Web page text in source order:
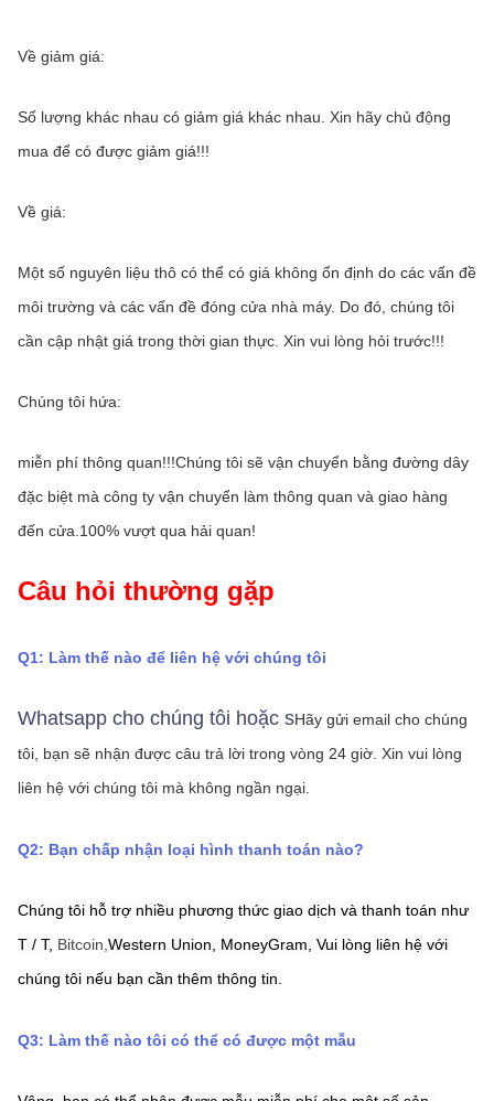
Về giảm giá:
Số lượng khác nhau có giảm giá khác nhau. Xin hãy chủ động
mua để có được giảm giá!!!
Về giá:
Một số nguyên liệu thô có thể có giá không ổn định do các vấn đề
môi trường và các vấn đề đóng cửa nhà máy. Do đó, chúng tôi
cần cập nhật giá trong thời gian thực. Xin vui lòng hỏi trước!!!
Chúng tôi hứa:
miễn phí thông quan!!!Chúng tôi sẽ vận chuyển bằng đường dây
đặc biệt mà công ty vận chuyển làm thông quan và giao hàng
đến cửa.100% vượt qua hải quan!
Câu hỏi thường gặp
Q1: Làm thế nào để liên hệ với chúng tôi
Whatsapp cho chúng tôi hoặc sHãy gửi email cho chúng
tôi, bạn sẽ nhận được câu trả lời trong vòng 24 giờ. Xin vui lòng
liên hệ với chúng tôi mà không ngần ngại.
Q2: Bạn chấp nhận loại hình thanh toán nào?
Chúng tôi hỗ trợ nhiều phương thức giao dịch và thanh toán như
T / T, Bitcoin, Western Union, MoneyGram, Vui lòng liên hệ với
chúng tôi nếu bạn cần thêm thông tin.
Q3: Làm thế nào tôi có thể có được một mẫu